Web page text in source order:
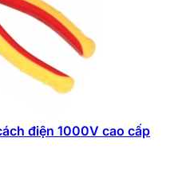
điện 1000V cao cấp